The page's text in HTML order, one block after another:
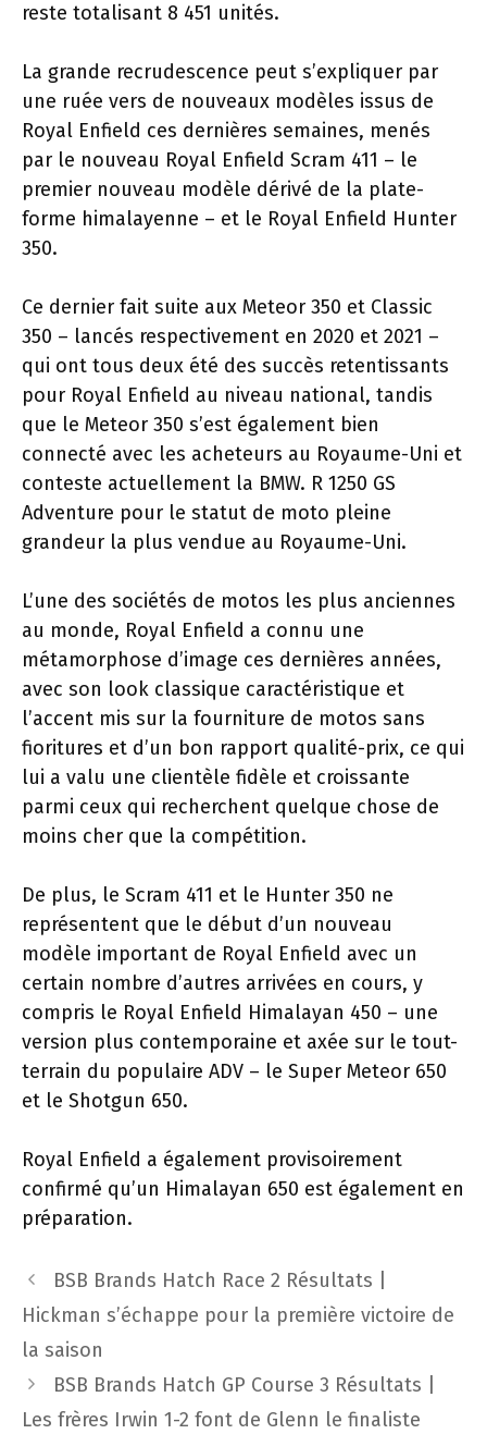
reste totalisant 8 451 unités.
La grande recrudescence peut s’expliquer par
une ruée vers de nouveaux modèles issus de
Royal Enfield ces dernières semaines, menés
par le nouveau Royal Enfield Scram 411 – le
premier nouveau modèle dérivé de la plate-
forme himalayenne – et le Royal Enfield Hunter
350.
Ce dernier fait suite aux Meteor 350 et Classic
350 – lancés respectivement en 2020 et 2021 –
qui ont tous deux été des succès retentissants
pour Royal Enfield au niveau national, tandis
que le Meteor 350 s’est également bien
connecté avec les acheteurs au Royaume-Uni et
conteste actuellement la BMW. R 1250 GS
Adventure pour le statut de moto pleine
grandeur la plus vendue au Royaume-Uni.
L’une des sociétés de motos les plus anciennes
au monde, Royal Enfield a connu une
métamorphose d’image ces dernières années,
avec son look classique caractéristique et
l’accent mis sur la fourniture de motos sans
fioritures et d’un bon rapport qualité-prix, ce qui
lui a valu une clientèle fidèle et croissante
parmi ceux qui recherchent quelque chose de
moins cher que la compétition.
De plus, le Scram 411 et le Hunter 350 ne
représentent que le début d’un nouveau
modèle important de Royal Enfield avec un
certain nombre d’autres arrivées en cours, y
compris le Royal Enfield Himalayan 450 – une
version plus contemporaine et axée sur le tout-
terrain du populaire ADV – le Super Meteor 650
et le Shotgun 650.
Royal Enfield a également provisoirement
confirmé qu’un Himalayan 650 est également en
préparation.
Navigation
des
articles
BSB Brands Hatch Race 2 Résultats |
Hickman s’échappe pour la première victoire de
la saison
BSB Brands Hatch GP Course 3 Résultats |
Les frères Irwin 1-2 font de Glenn le finaliste